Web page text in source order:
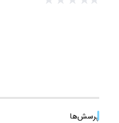
پرسش‌ها